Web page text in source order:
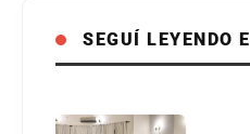
SEGUÍ LEYENDO